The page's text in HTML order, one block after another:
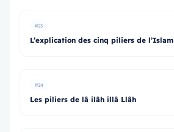
#23
L’explication des cinq piliers de l’Islam
#24
Les piliers de lâ ilâh illâ Llâh